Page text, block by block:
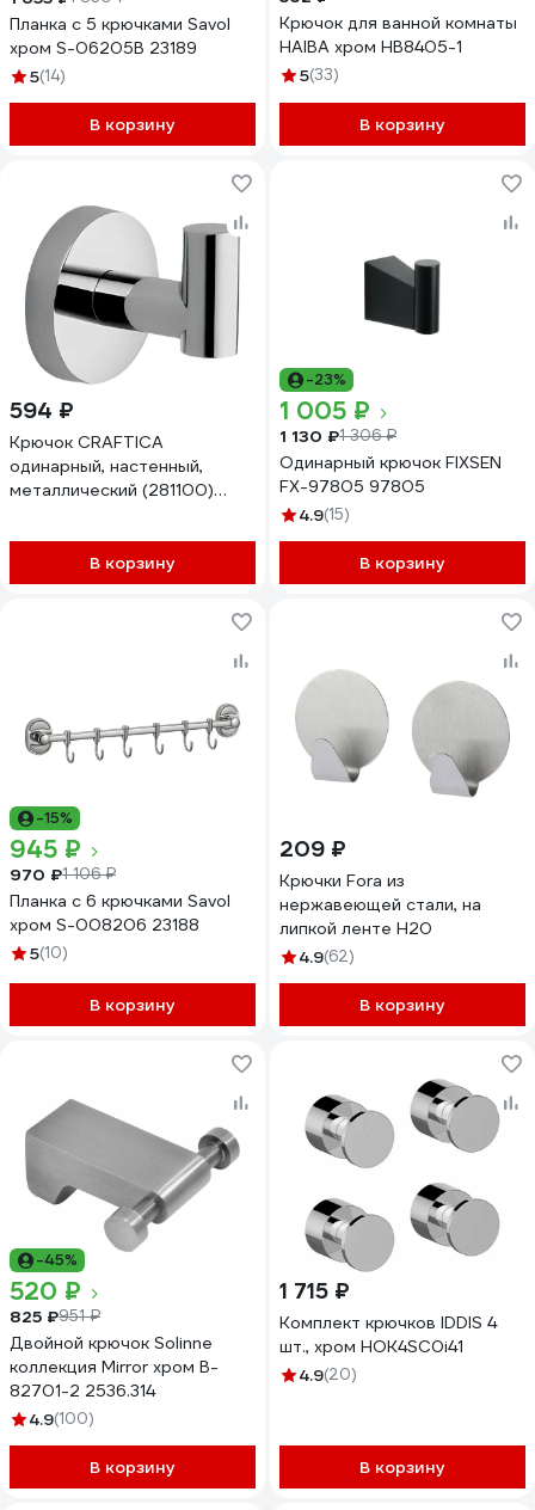
Планка с 5 крючками Savol
хром S-06205B 23189
5(14)
В корзину
Крючок для ванной комнаты
HAIBA хром HB8405-1
5(33)
В корзину
594 ₽
Крючок CRAFTICA
одинарный, настенный,
металлический (281100)
В корзину
-23%
1 005 ₽
1 130 ₽1 306 ₽
Одинарный крючок FIXSEN
FX-97805 97805
4.9(15)
В корзину
-15%
945 ₽
970 ₽1 106 ₽
Планка с 6 крючками Savol
хром S-008206 23188
5(10)
В корзину
209 ₽
Крючки Fora из
нержавеющей стали, на
липкой ленте H20
4.9(62)
В корзину
-45%
520 ₽
825 ₽951 ₽
Двойной крючок Solinne
коллекция Mirror хром B-
82701-2 2536.314
4.9(100)
В корзину
1 715 ₽
Комплект крючков IDDIS 4
шт., хром HOK4SC0i41
4.9(20)
В корзину